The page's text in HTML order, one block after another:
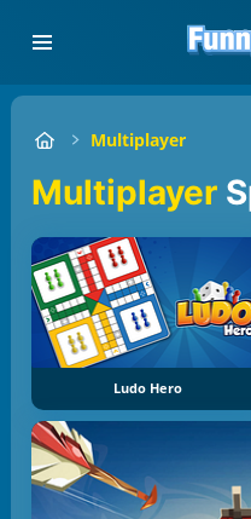
Multiplayer
Multiplayer
Ludo Hero